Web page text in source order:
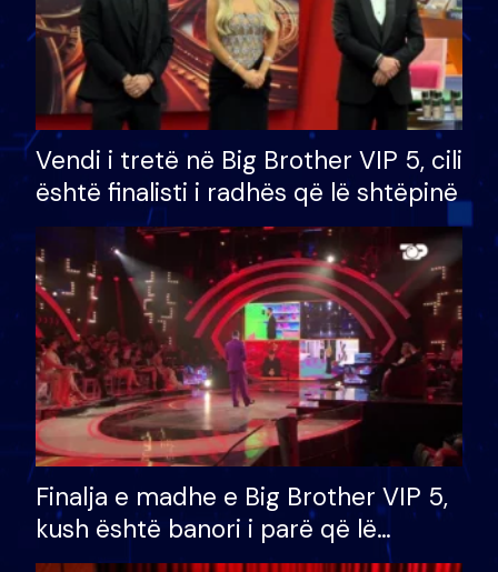
Vendi i tretë në Big Brother VIP 5, cili
është finalisti i radhës që lë shtëpinë
Finalja e madhe e Big Brother VIP 5,
kush është banori i parë që lë
shtëpinë dhe humb mundësinë për